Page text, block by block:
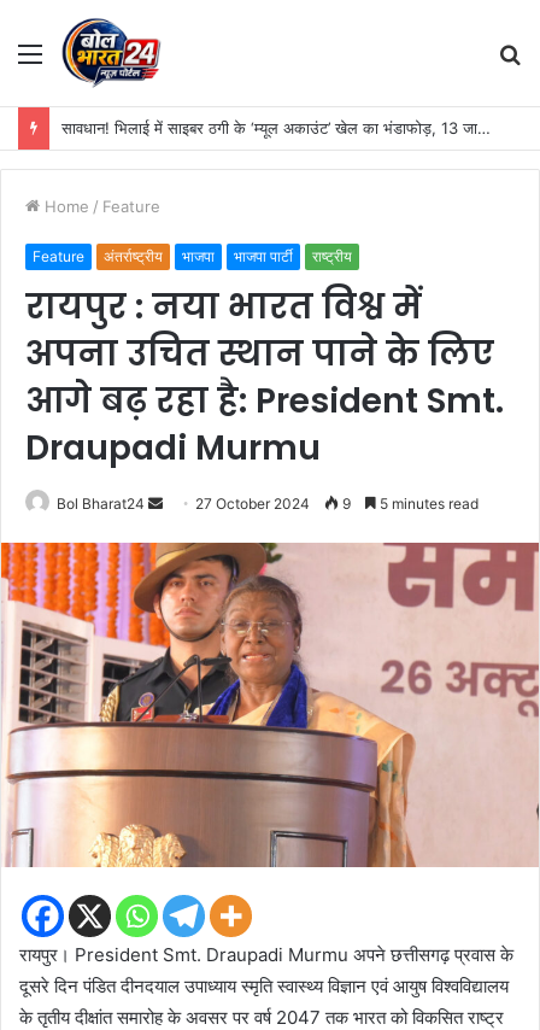
Menu
सावधान! भिलाई में साइबर ठगी के ‘म्यूल अकाउंट’ खेल का भंडाफोड़, 13 जालसाज गिरफ्तार; लाखों के संदिग्ध ट्रांजेक्शन का खुलासा
Home / Feature
Feature अंतर्राष्ट्रीय भाजपा भाजपा पार्टी राष्ट्रीय
रायपुर : नया भारत विश्व में
अपना उचित स्थान पाने के लिए
आगे बढ़ रहा है: President Smt.
Draupadi Murmu
Bol Bharat24
Send
email
27 October 2024 9 5 minutes read
रायपुर। President Smt. Draupadi Murmu अपने छत्तीसगढ़ प्रवास के
दूसरे दिन पंडित दीनदयाल उपाध्याय स्मृति स्वास्थ्य विज्ञान एवं आयुष विश्वविद्यालय
के तृतीय दीक्षांत समारोह के अवसर पर वर्ष 2047 तक भारत को विकसित राष्ट्र